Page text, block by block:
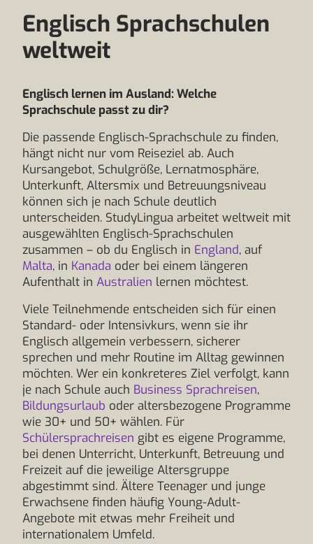
Englisch Sprachschulen
weltweit
Englisch lernen im Ausland: Welche
Sprachschule passt zu dir?
Die passende Englisch-Sprachschule zu finden,
hängt nicht nur vom Reiseziel ab. Auch
Kursangebot, Schulgröße, Lernatmosphäre,
Unterkunft, Altersmix und Betreuungsniveau
können sich je nach Schule deutlich
unterscheiden. StudyLingua arbeitet weltweit mit
ausgewählten Englisch-Sprachschulen
zusammen – ob du Englisch in England, auf
Malta, in Kanada oder bei einem längeren
Aufenthalt in Australien lernen möchtest.
Viele Teilnehmende entscheiden sich für einen
Standard- oder Intensivkurs, wenn sie ihr
Englisch allgemein verbessern, sicherer
sprechen und mehr Routine im Alltag gewinnen
möchten. Wer ein konkreteres Ziel verfolgt, kann
je nach Schule auch Business Sprachreisen,
Bildungsurlaub oder altersbezogene Programme
wie 30+ und 50+ wählen. Für
Schülersprachreisen gibt es eigene Programme,
bei denen Unterricht, Unterkunft, Betreuung und
Freizeit auf die jeweilige Altersgruppe
abgestimmt sind. Ältere Teenager und junge
Erwachsene finden häufig Young-Adult-
Angebote mit etwas mehr Freiheit und
internationalem Umfeld.